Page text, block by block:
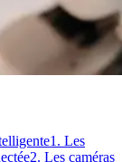
1. Les
2. Les caméras